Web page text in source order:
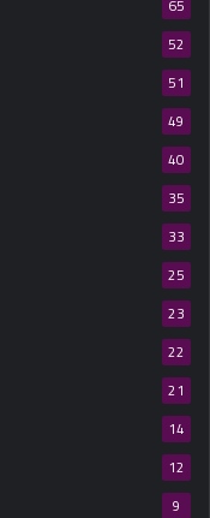
65
52
51
49
40
35
33
25
23
22
21
14
12
9